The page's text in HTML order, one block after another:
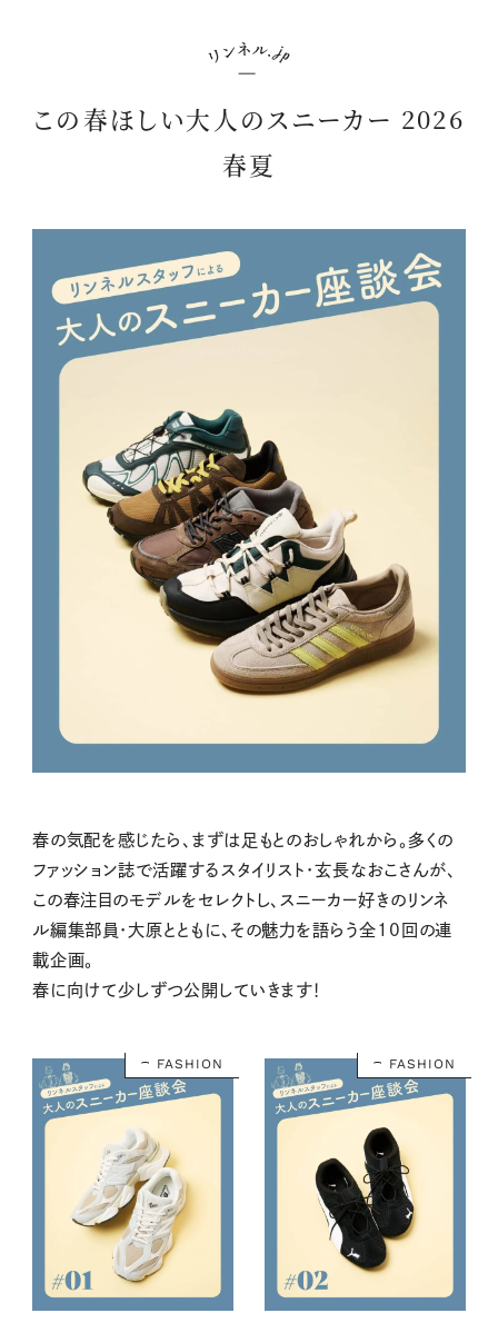
この春ほしい大人のスニーカー 2026
春夏
春の気配を感じたら、まずは足もとのおしゃれから。多くの
ファッション誌で活躍するスタイリスト・玄長なおこさんが、
この春注目のモデルをセレクトし、スニーカー好きのリンネ
ル編集部員・大原とともに、その魅力を語らう全10回の連
載企画。
春に向けて少しずつ公開していきます！
FASHION FASHION